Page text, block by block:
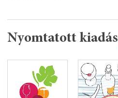
Nyomtatott kiadás